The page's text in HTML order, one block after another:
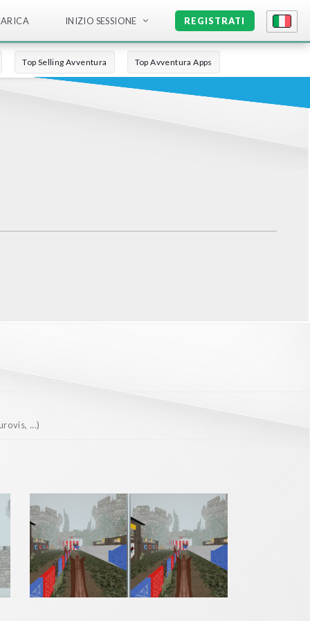
INIZIO SESSIONE REGISTRATI
Top Selling Avventura Top Avventura Apps
...)